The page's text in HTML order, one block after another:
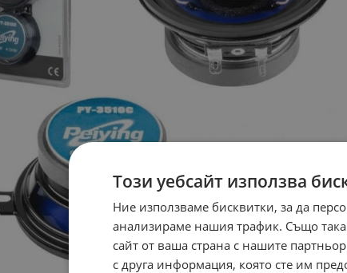
Този уебсайт използва
Ние използваме бисквитки, за да
анализираме нашия трафик. Също
сайт от ваша страна с нашите
с друга информация, която сте им